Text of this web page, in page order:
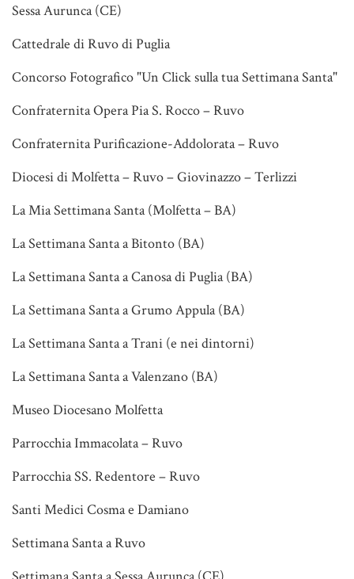
Sessa Aurunca (CE)
Cattedrale di Ruvo di Puglia
Concorso Fotografico "Un Click sulla tua Settimana Santa"
Confraternita Opera Pia S. Rocco – Ruvo
Confraternita Purificazione-Addolorata – Ruvo
Diocesi di Molfetta – Ruvo – Giovinazzo – Terlizzi
La Mia Settimana Santa (Molfetta – BA)
La Settimana Santa a Bitonto (BA)
La Settimana Santa a Canosa di Puglia (BA)
La Settimana Santa a Grumo Appula (BA)
La Settimana Santa a Trani (e nei dintorni)
La Settimana Santa a Valenzano (BA)
Museo Diocesano Molfetta
Parrocchia Immacolata – Ruvo
Parrocchia SS. Redentore – Ruvo
Santi Medici Cosma e Damiano
Settimana Santa a Ruvo